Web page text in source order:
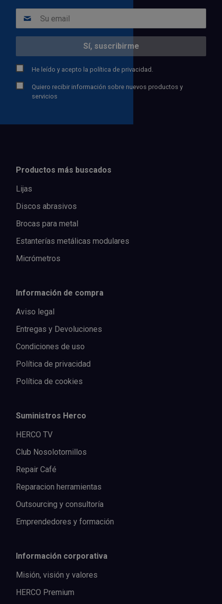
He leído y acepto la política de privacidad.
Quiero recibir información sobre nuevos productos y
servicios
Productos más buscados
Lijas
Discos abrasivos
Brocas para metal
Estanterías metálicas modulares
Micrómetros
Información de compra
Aviso legal
Entregas y Devoluciones
Condiciones de uso
Política de privacidad
Política de cookies
Suministros Herco
HERCO TV
Club Nosolotornillos
Repair Café
Reparacion herramientas
Outsourcing y consultoría
Emprendedores y formación
Información corporativa
Misión, visión y valores
HERCO Premium